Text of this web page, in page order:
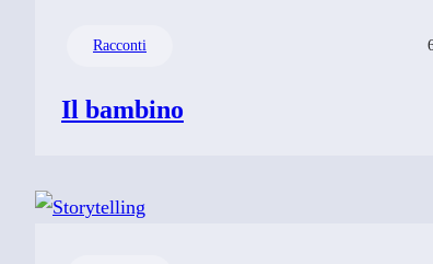
Racconti
Il bambino